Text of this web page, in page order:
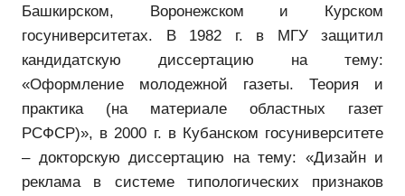
Башкирском, Воронежском и Курском
госуниверситетах. В 1982 г. в МГУ защитил
кандидатскую диссертацию на тему:
«Оформление молодежной газеты. Теория и
практика (на материале областных газет
РСФСР)», в 2000 г. в Кубанском госуниверситете
– докторскую диссертацию на тему: «Дизайн и
реклама в системе типологических признаков